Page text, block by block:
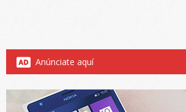
Anúnciate aquí